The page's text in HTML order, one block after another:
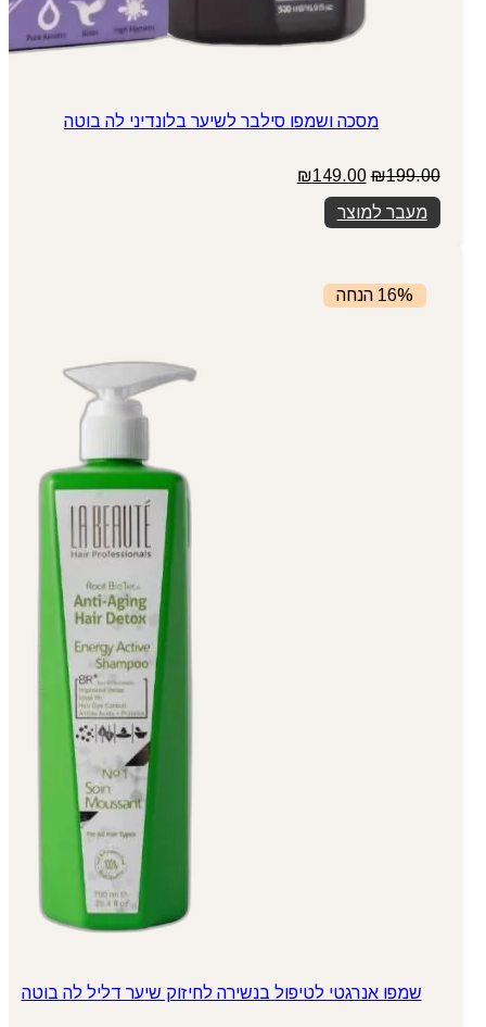
מסכה ושמפו סילבר לשיער בלונדיני לה בוטה
₪199.00
המחיר
המקורי
היה:
₪199.00.
₪149.00
מעבר למוצר
16% הנחה
שמפו אנרגטי לטיפול בנשירה לחיזוק שיער דליל לה בוטה